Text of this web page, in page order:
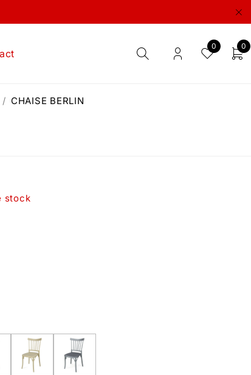
0 0
/ CHAISE BERLIN
stock